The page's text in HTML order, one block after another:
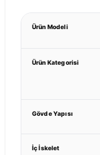
Ürün Modeli
Ürün Kategorisi
Gövde Yapısı
İç İskelet